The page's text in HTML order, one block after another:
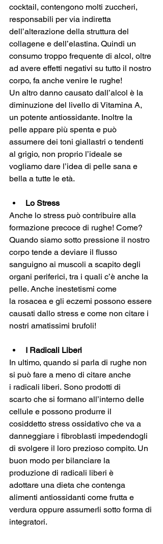
cocktail, contengono molti zuccheri,
responsabili per via indiretta
dell’alterazione della struttura del
collagene e dell’elastina. Quindi un
consumo troppo frequente di alcol, oltre
ad avere effetti negativi su tutto il nostro
corpo, fa anche venire le rughe!
Un altro danno causato dall’alcol è la
diminuzione del livello di Vitamina A,
un potente antiossidante. Inoltre la
pelle appare più spenta e può
assumere dei toni giallastri o tendenti
al grigio, non proprio l’ideale se
vogliamo dare l’idea di pelle sana e
bella a tutte le età.
Lo Stress
Anche lo stress può contribuire alla
formazione precoce di rughe! Come?
Quando siamo sotto pressione il nostro
corpo tende a deviare il flusso
sanguigno ai muscoli a scapito degli
organi periferici, tra i quali c’è anche la
pelle. Anche inestetismi come
la rosacea e gli eczemi possono essere
causati dallo stress e come non citare i
nostri amatissimi brufoli!
I Radicali Liberi
In ultimo, quando si parla di rughe non
si può fare a meno di citare anche
i radicali liberi. Sono prodotti di
scarto che si formano all’interno delle
cellule e possono produrre il
cosiddetto stress ossidativo che va a
danneggiare i fibroblasti impedendogli
di svolgere il loro prezioso compito. Un
buon modo per bilanciare la
produzione di radicali liberi è
adottare una dieta che contenga
alimenti antiossidanti come frutta e
verdura oppure assumerli sotto forma di
integratori.